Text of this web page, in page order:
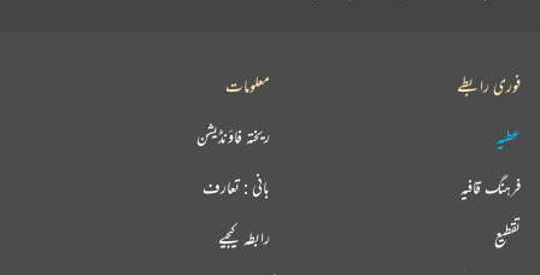
فوری رابطے
عطیہ
فرہنگ قافیہ
تقطیع
معلومات
ریختہ فاؤنڈیشن
بانی : تعارف
رابطہ کیجیے